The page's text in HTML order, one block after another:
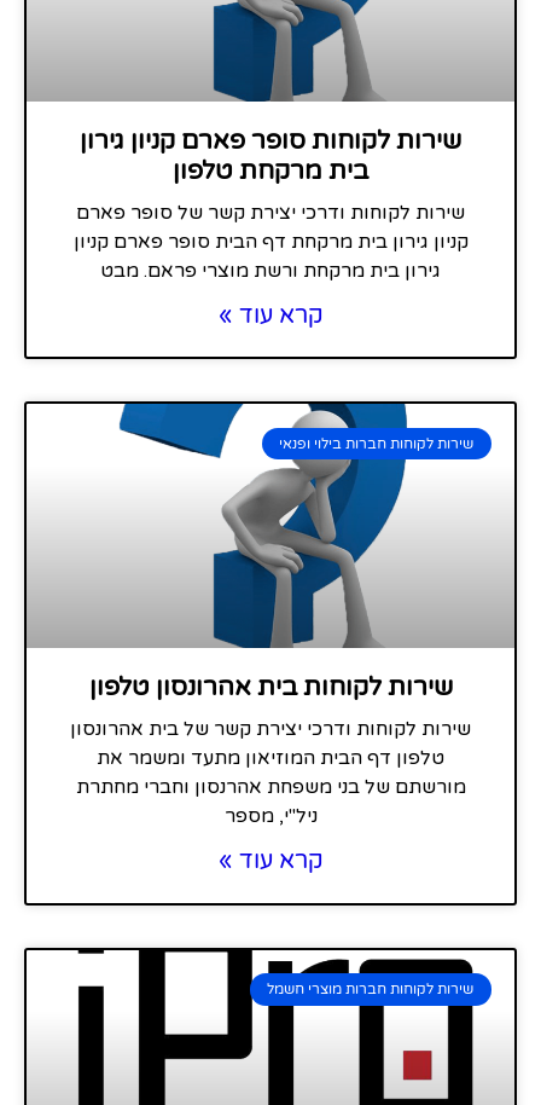
שירות לקוחות סופר פארם קניון גירון
בית מרקחת טלפון
שירות לקוחות ודרכי יצירת קשר של סופר פארם
קניון גירון בית מרקחת דף הבית סופר פארם קניון
גירון בית מרקחת ורשת מוצרי פראם. מבט
קרא עוד »
שירות לקוחות חברות בילוי ופנאי
שירות לקוחות בית אהרונסון טלפון
שירות לקוחות ודרכי יצירת קשר של בית אהרונסון
טלפון דף הבית המוזיאון מתעד ומשמר את
מורשתם של בני משפחת אהרנסון וחברי מחתרת
ניל"י, מספר
קרא עוד »
שירות לקוחות חברות מוצרי חשמל